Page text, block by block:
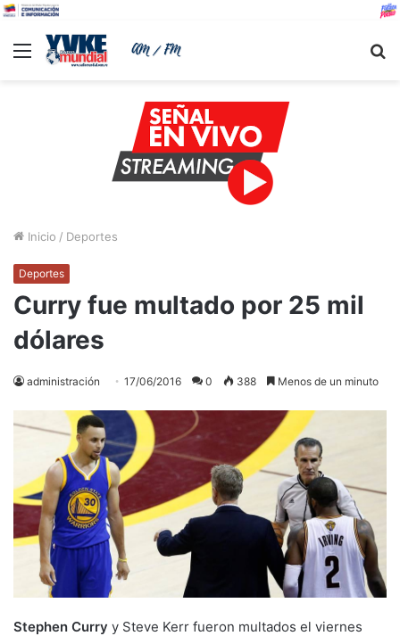
Menu
Inicio / Deportes
Deportes
Curry fue multado por 25 mil
dólares
administración 17/06/2016 0 388 Menos de un minuto
Stephen Curry y Steve Kerr fueron multados el viernes